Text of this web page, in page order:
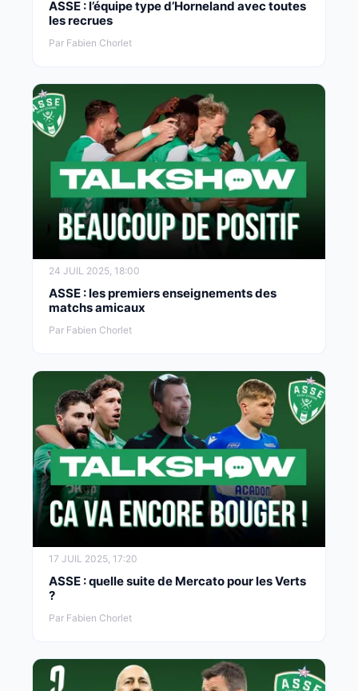
ASSE : l’équipe type d’Horneland avec toutes
les recrues
Par Fabien Chorlet
24 JUIL 2025, 18:00
ASSE : les premiers enseignements des
matchs amicaux
Par Fabien Chorlet
17 JUIL 2025, 17:20
ASSE : quelle suite de Mercato pour les Verts
?
Par Fabien Chorlet